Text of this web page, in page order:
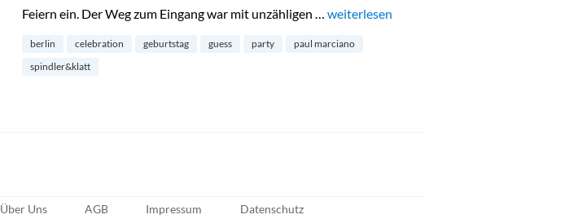
Feiern ein. Der Weg zum Eingang war mit unzähligen … „Guess feiert 30 sexy years!“
weiterlesen
berlin celebration geburtstag guess party
paul marciano
spindler&klatt
Über Uns AGB Impressum Datenschutz